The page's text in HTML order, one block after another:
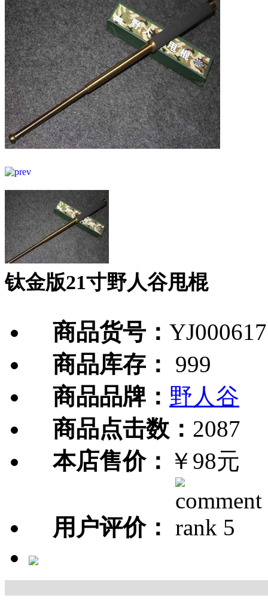
钛金版21寸野人谷甩棍
商品货号： YJ000617
商品库存：
999
商品品牌： 野人谷
商品点击数： 2087
本店售价： ￥98元
用户评价：